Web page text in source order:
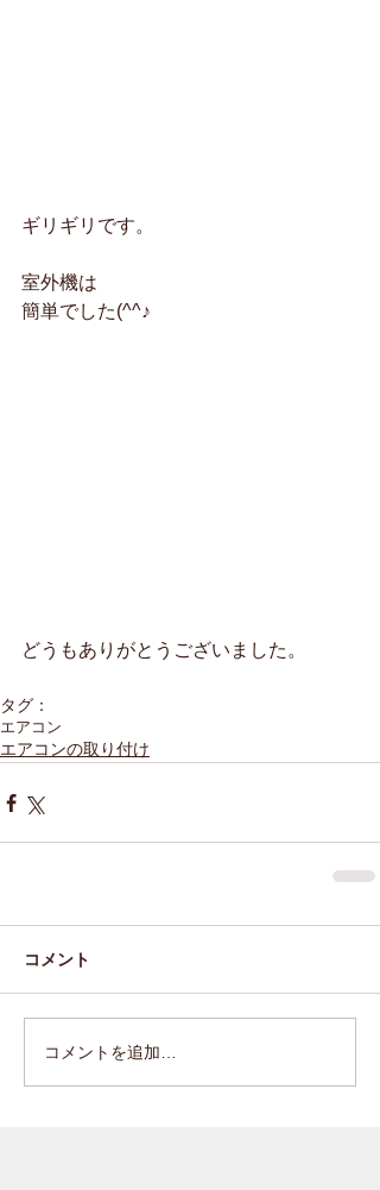
ギリギリです。
室外機は
簡単でした(^^♪
どうもありがとうございました。
タグ：
エアコン
エアコンの取り付け
コメント
コメントを追加…